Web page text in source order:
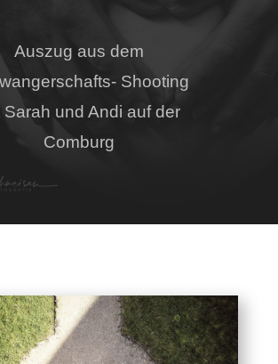
Auszug aus dem
Shooting
Sarah und Andi auf der
Comburg